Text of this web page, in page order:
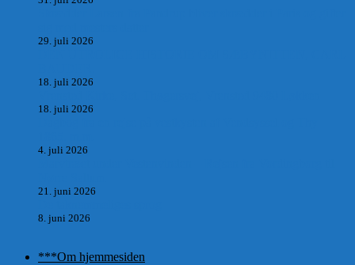
29. juli 2026
18. juli 2026
18. juli 2026
4. juli 2026
21. juni 2026
8. juni 2026
***Om hjemmesiden